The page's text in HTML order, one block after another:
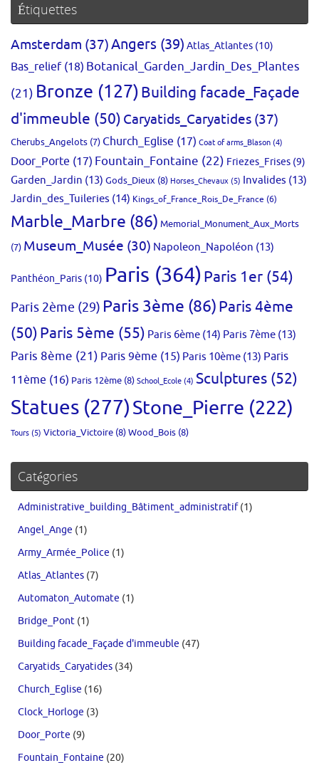
Étiquettes
Amsterdam (37)Angers (39) Atlas_Atlantes (10)
Bas_relief(18) Botanical_Garden_Jardin_Des_Plantes
(21) Bronze (127)Building facade_Façade
d'immeuble (50) Caryatids_Caryatides (37)
Cherubs_Angelots (7) Church_Eglise (17) Coat of arms_Blason (4)
Door_Porte (17) Fountain_Fontaine (22) Friezes_Frises (9)
Garden_Jardin (13) Gods_Dieux (8) Horses_Chevaux (5) Invalides (13)
Jardin_des_Tuileries (14) Kings_of_France_Rois_De_France (6)
Marble_Marbre (86) Memorial_Monument_Aux_Morts
(7) Museum_Musée (30) Napoleon_Napoléon (13)
Panthéon_Paris (10) Paris (364)Paris 1er (54)
Paris 2ème (29) Paris 3ème (86)Paris 4ème
(50)Paris 5ème (55) Paris 6ème (14) Paris 7ème (13)
Paris 8ème (21) Paris 9ème (15) Paris 10ème (13) Paris
11ème (16) Paris 12ème (8) School_Ecole (4) Sculptures (52)
Statues (277)Stone_Pierre (222)
Tours (5) Victoria_Victoire (8)Wood_Bois (8)
Catégories
Administrative_building_Bâtiment_administratif(1)
Angel_Ange (1)
Army_Armée_Police (1)
Atlas_Atlantes (7)
Automaton_Automate (1)
Bridge_Pont (1)
Building facade_Façade d'immeuble (47)
Caryatids_Caryatides (34)
Church_Eglise (16)
Clock_Horloge (3)
Door_Porte (9)
Fountain_Fontaine (20)